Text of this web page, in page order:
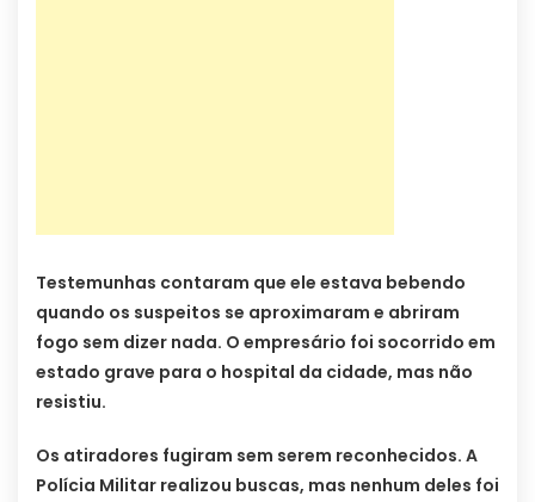
Testemunhas contaram que ele estava bebendo
quando os suspeitos se aproximaram e abriram
fogo sem dizer nada. O empresário foi socorrido em
estado grave para o hospital da cidade, mas não
resistiu.
Os atiradores fugiram sem serem reconhecidos. A
Polícia Militar realizou buscas, mas nenhum deles foi